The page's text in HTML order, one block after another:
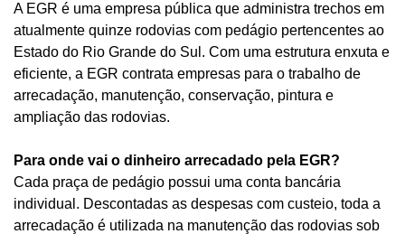
A EGR é uma empresa pública que administra trechos em
atualmente quinze rodovias com pedágio pertencentes ao
Estado do Rio Grande do Sul. Com uma estrutura enxuta e
eficiente, a EGR contrata empresas para o trabalho de
arrecadação, manutenção, conservação, pintura e
ampliação das rodovias.
Para onde vai o dinheiro arrecadado pela EGR?
Cada praça de pedágio possui uma conta bancária
individual. Descontadas as despesas com custeio, toda a
arrecadação é utilizada na manutenção das rodovias sob